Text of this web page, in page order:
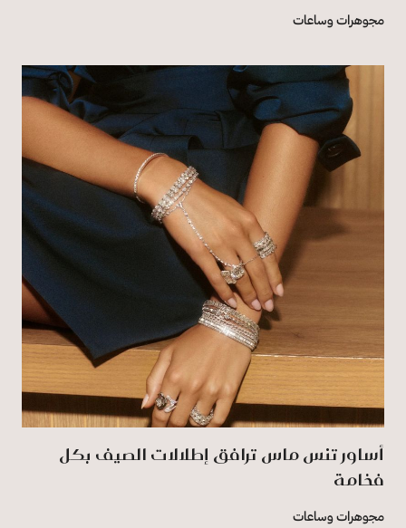
مجوهرات وساعات
أساور تنس ماس ترافق إطلالات الصيف بكل
فخامة
مجوهرات وساعات